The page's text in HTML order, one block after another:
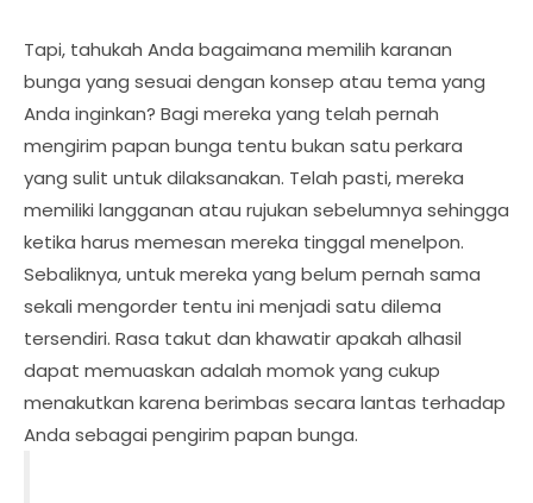
Tapi, tahukah Anda bagaimana memilih karanan
bunga yang sesuai dengan konsep atau tema yang
Anda inginkan? Bagi mereka yang telah pernah
mengirim papan bunga tentu bukan satu perkara
yang sulit untuk dilaksanakan. Telah pasti, mereka
memiliki langganan atau rujukan sebelumnya sehingga
ketika harus memesan mereka tinggal menelpon.
Sebaliknya, untuk mereka yang belum pernah sama
sekali mengorder tentu ini menjadi satu dilema
tersendiri. Rasa takut dan khawatir apakah alhasil
dapat memuaskan adalah momok yang cukup
menakutkan karena berimbas secara lantas terhadap
Anda sebagai pengirim papan bunga.